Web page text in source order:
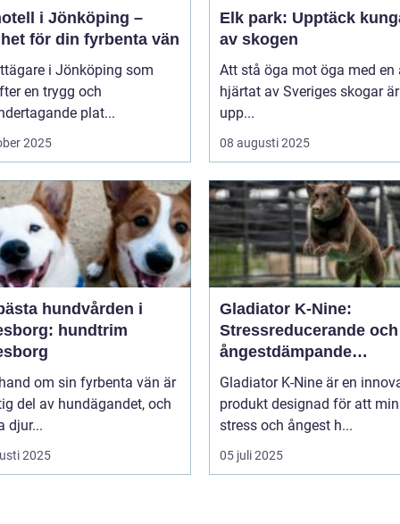
i Jönköping –
för din fyrbenta vän
i Jönköping som
en trygg och
plat...
2025
Elk park: Upptäck
av skogen
Att stå öga mot öga med en
hjärtat av Sveriges skogar
upp...
08 augusti 2025
hundvården i
hundtrim
om sin fyrbenta vän är
del av hundägandet, och
djur...
2025
Gladiator K-Nine:
Stressreducerande och
ångestdämpande
hundhalsband
Gladiator K-Nine är en
produkt designad för att
stress och ångest h...
05 juli 2025